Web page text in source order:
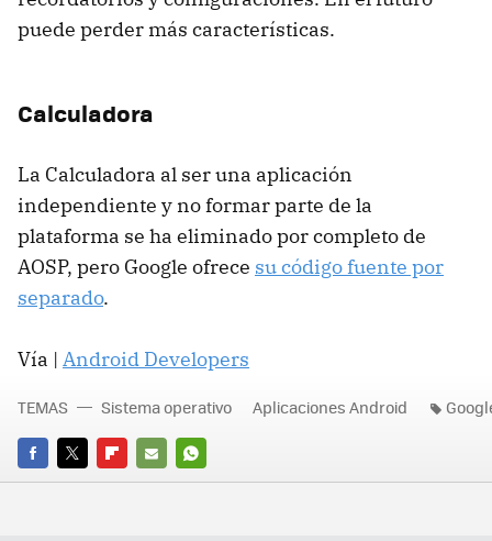
puede perder más características.
Calculadora
La Calculadora al ser una aplicación
independiente y no formar parte de la
plataforma se ha eliminado por completo de
AOSP, pero Google ofrece su código fuente por
separado.
Vía | Android Developers
FACEBOOK
TWITTERFLIPBOARD
E-
WHATSAPP
TEMAS Sistema operativo Aplicaciones Android